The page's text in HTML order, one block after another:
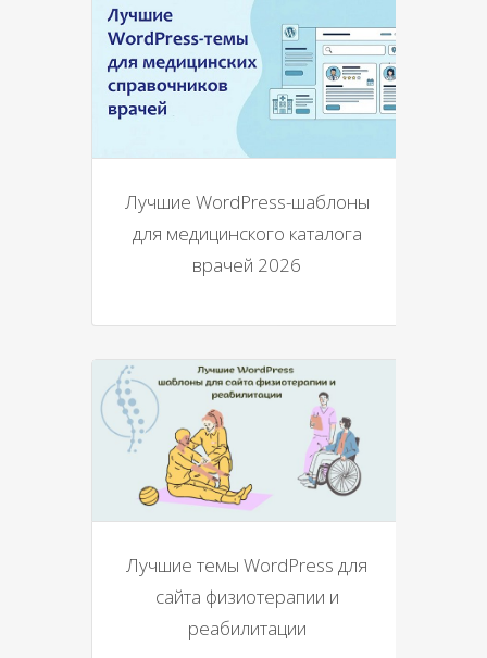
Лучшие WordPress-шаблоны
для медицинского каталога
врачей 2026
Лучшие темы WordPress для
сайта физиотерапии и
реабилитации